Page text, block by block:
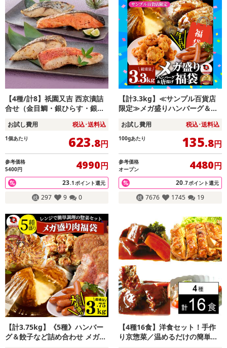
【4種/計8】祇園又吉 西京漬詰
合せ（金目鯛・銀ひらす・銀
お試し費用 税込･送料込
1個あたり 623.8円
参考価格
5400円
4990円
23.1ポイント還元
297 9 0
【計3.3kg】≪サンプル百貨店
限定≫メガ盛りハンバーグ＆唐
付き！
お試し費用 税込･送料込
100gあたり 135.8円
参考価格
オープン
4480円
20.7ポイント還元
7676 1745 19
【計3.75kg】《5種》ハンバー
グ＆餃子など詰め合わせ メガ盛
【4種16食】洋食セット！手作
り京惣菜／温めるだけの簡単調